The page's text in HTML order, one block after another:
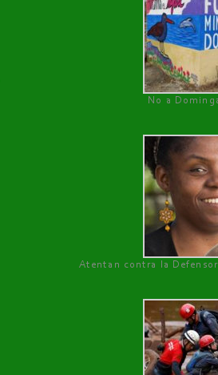
No a
Atentan contra la